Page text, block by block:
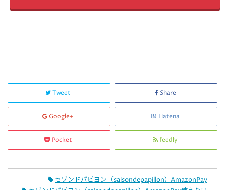
Tweet Share
Google+ Hatena
Pocket feedly
セゾンドパピヨン（saisondepapillon）AmazonPay